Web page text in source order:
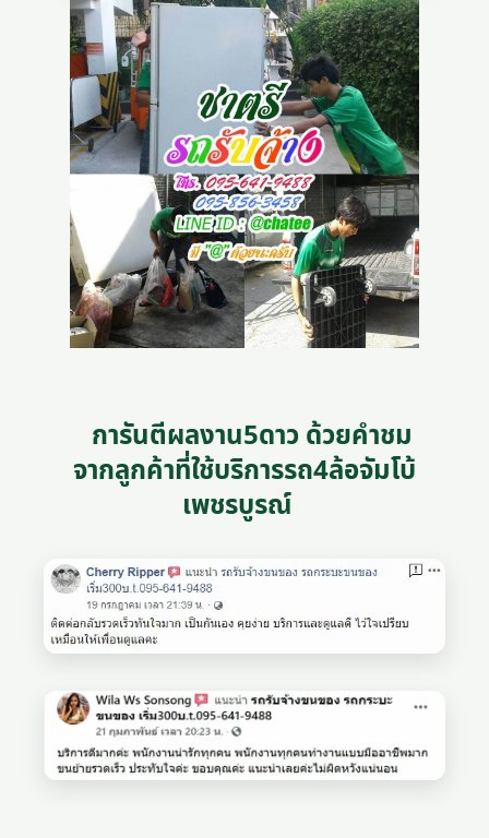
การันตีผลงาน5ดาว ด้วยคำชม
จากลูกค้าที่ใช้บริการรถ4ล้อจัมโบ้
เพชรบูรณ์